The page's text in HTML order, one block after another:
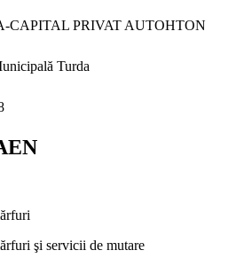
CAPITAL PRIVAT AUTOHTON
Turda
şi servicii de mutare